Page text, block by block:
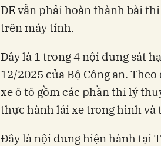
DE vẫn phải hoàn thành bài
trên máy tính.
Đây là 1 trong 4 nội dung sát
12/2025 của Bộ Công an.
xe ô tô gồm các phần thi lý
thực hành lái xe trong hình và
Đây là nội dung hiện hành tại